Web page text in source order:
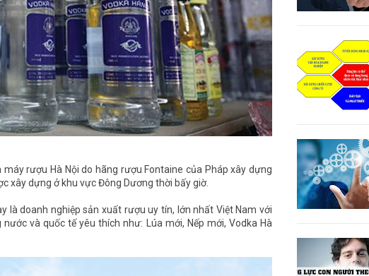
rượu Hà Nội do hãng rượu Fontaine của Pháp xây dựng
xây dựng ở khu vực Đông Dương thời bấy giờ.
là doanh nghiệp sản xuất rượu uy tín, lớn nhất Việt Nam với
và quốc tế yêu thích như: Lúa mới, Nếp mới, Vodka Hà